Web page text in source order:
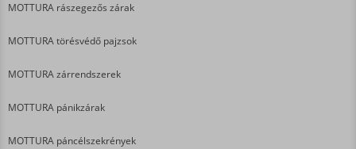
MOTTURA rászegezős zárak
MOTTURA törésvédő pajzsok
MOTTURA zárrendszerek
MOTTURA pánikzárak
MOTTURA páncélszekrények